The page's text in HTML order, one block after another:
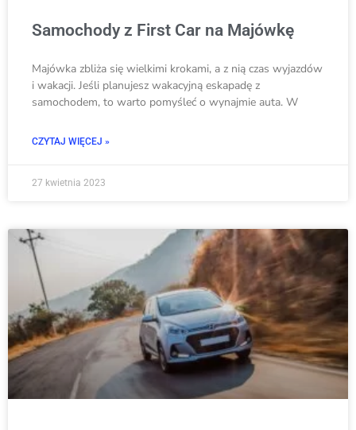
Samochody z First Car na Majówkę
Majówka zbliża się wielkimi krokami, a z nią czas wyjazdów
i wakacji. Jeśli planujesz wakacyjną eskapadę z
samochodem, to warto pomyśleć o wynajmie auta. W
CZYTAJ WIĘCEJ »
27 kwietnia 2023